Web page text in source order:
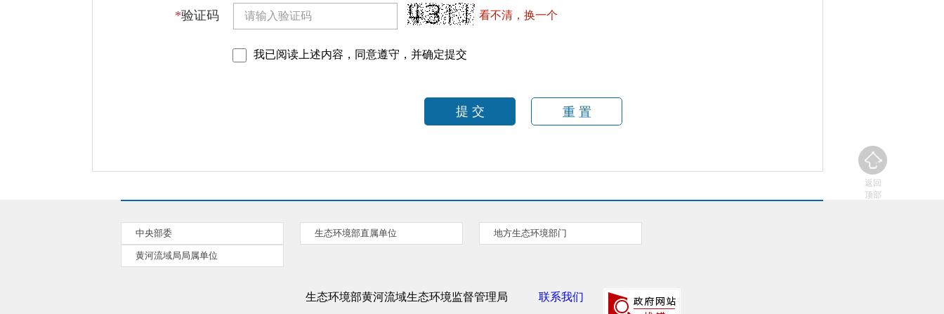
*验证码 看不清，换一个
我已阅读上述内容，同意遵守，并确定提交
中央部委 生态环境部直属单位 地方生态环境部门
黄河流域局局属单位
生态环境部黄河流域生态环境监督管理局 联系我们
返回
顶部